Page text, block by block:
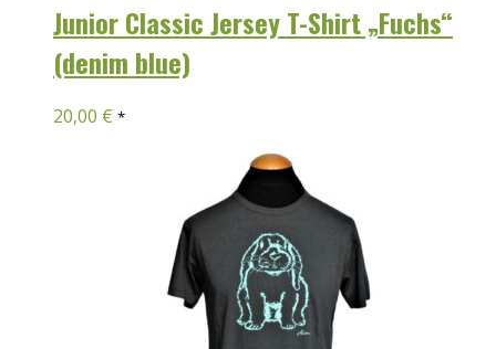
Junior Classic Jersey T-Shirt „Fuchs“
(denim blue)
20,00 € *